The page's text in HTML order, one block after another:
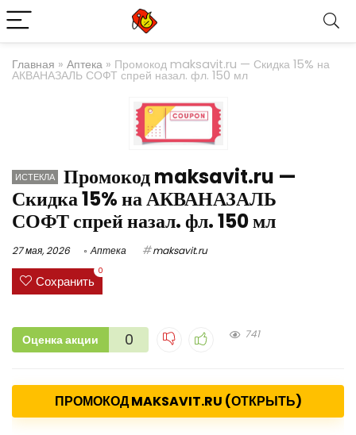
Главная » Аптека » Промокод maksavit.ru — Скидка 15% на
АКВАНАЗАЛЬ СОФТ спрей назал. фл. 150 мл
ИСТЕКЛА
Промокод maksavit.ru —
Скидка 15% на АКВАНАЗАЛЬ
СОФТ спрей назал. фл. 150 мл
27 мая, 2026 Аптека maksavit.ru
Сохранить
0
Оценка акции 0 741
ПРОМОКОД MAKSAVIT.RU (ОТКРЫТЬ)